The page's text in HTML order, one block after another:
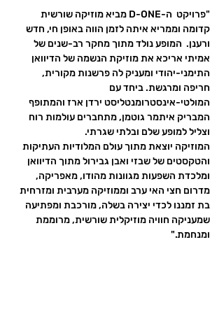
"פרויקט  ה-D-ONE מביא מוזיקה שורשית
קדומה וממריא איתה לזמן הווה באופן חי, חדש
ורענן.  המופע נולד מתוך מחקר רב-שנים של
אמיתי אריכא את מוזיקת הנשמה של הדיוואן
התימני-יהודי ומעניק לה פרשנות מקורית,
חריפה ומרגשת. ביחד עם
המולטי-אינסטרומנטליסט ירדן ארז והמתופף
המבריק איתמר גוטמן, מתחברים עולמות רוח
וצליל למופע שלם ובלתי שגרתי.
המוזיקה יוצאת מתוך עולם המלודיות העתיקות
והטקסטים של שבזי ואבן גבירול מתוך הדיוואן
ומלכדת השפעות מגוונות מהודו, מאפריקה,
מדרום חצי האי ערב וממוזיקה מערבית ומזרחית
בת זמננו לכדי יצירה בשלה, מורכבת ומפתיעה
שמעניקה חוויה מוזיקלית שורשית, מרוממת
ומנחמת."